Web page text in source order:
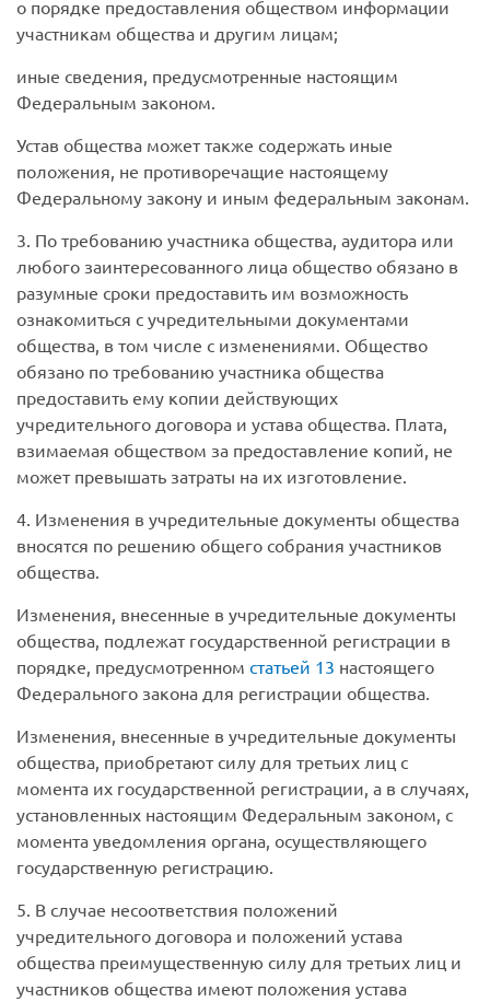
о порядке предоставления обществом информации
участникам общества и другим лицам;
иные сведения, предусмотренные настоящим
Федеральным законом.
Устав общества может также содержать иные
положения, не противоречащие настоящему
Федеральному закону и иным федеральным законам.
3. По требованию участника общества, аудитора или
любого заинтересованного лица общество обязано в
разумные сроки предоставить им возможность
ознакомиться с учредительными документами
общества, в том числе с изменениями. Общество
обязано по требованию участника общества
предоставить ему копии действующих
учредительного договора и устава общества. Плата,
взимаемая обществом за предоставление копий, не
может превышать затраты на их изготовление.
4. Изменения в учредительные документы общества
вносятся по решению общего собрания участников
общества.
Изменения, внесенные в учредительные документы
общества, подлежат государственной регистрации в
порядке, предусмотренном статьей 13 настоящего
Федерального закона для регистрации общества.
Изменения, внесенные в учредительные документы
общества, приобретают силу для третьих лиц с
момента их государственной регистрации, а в случаях,
установленных настоящим Федеральным законом, с
момента уведомления органа, осуществляющего
государственную регистрацию.
5. В случае несоответствия положений
учредительного договора и положений устава
общества преимущественную силу для третьих лиц и
участников общества имеют положения устава